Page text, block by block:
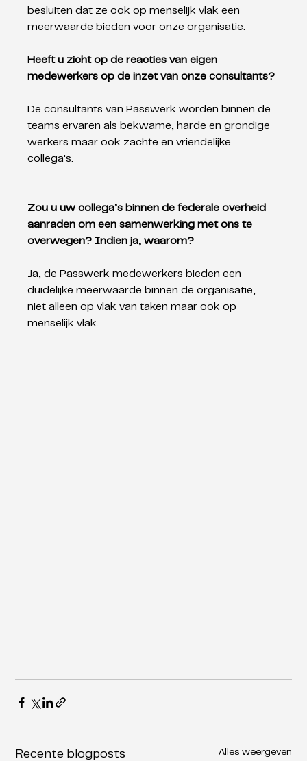
besluiten dat ze ook op menselijk vlak een
meerwaarde bieden voor onze organisatie.
Heeft u zicht op de reacties van eigen
medewerkers op de inzet van onze consultants?
De consultants van Passwerk worden binnen de
teams ervaren als bekwame, harde en grondige
werkers maar ook zachte en vriendelijke
collega's.
Zou u uw collega’s binnen de federale overheid
aanraden om een samenwerking met ons te
overwegen? Indien ja, waarom?
Ja, de Passwerk medewerkers bieden een
duidelijke meerwaarde binnen de organisatie,
niet alleen op vlak van taken maar ook op
menselijk vlak.
Recente blogposts Alles weergeven